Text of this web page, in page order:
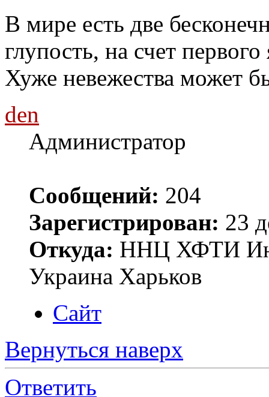
В мире есть две
глупость, на счет
Хуже невежества может
den
Администратор
Сообщений: 204
Зарегистрирован: 23
Откуда: ННЦ ХФТИ
Украина Харьков
Сайт
Вернуться наверх
Ответить